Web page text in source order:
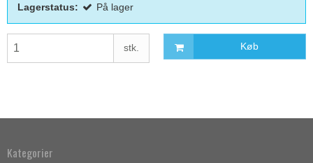
Lagerstatus: På lager
stk. Køb
Kategorier